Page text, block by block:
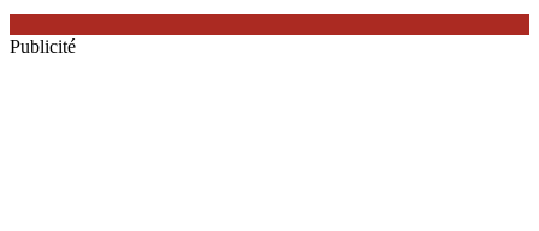
Publicité